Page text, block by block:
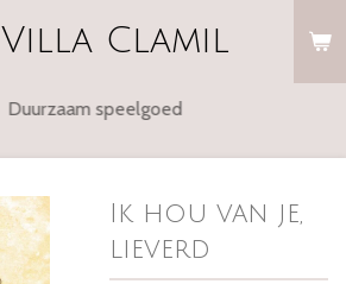
Villa Clamil
Duurzaam speelgoed
Ik hou van je,
lieverd